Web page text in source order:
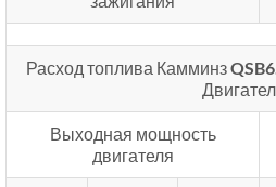
Расход топлива Камминз
Выходная мощность
двигателя